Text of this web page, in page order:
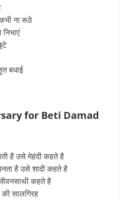
ना रूठे
बधाई
for Beti Damad
है उसे मेहंदी कहते है
है उसे शादी कहते है
कहते है
की सालगिरह